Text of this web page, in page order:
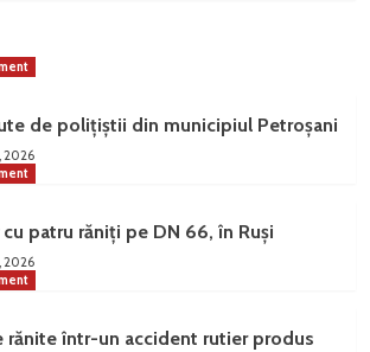
de polițiștii din municipiul Petroșani
2026
patru răniți pe DN 66, în Ruși
2026
rănite într-un accident rutier produs